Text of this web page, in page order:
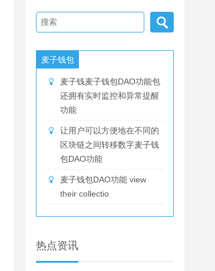
麦子钱包
麦子钱麦子钱包DAO功能包
还拥有实时监控和异常提醒
功能
让用户可以方便地在不同的
区块链之间转移数字麦子钱
包DAO功能
麦子钱包DAO功能 view
their collectio
热点资讯